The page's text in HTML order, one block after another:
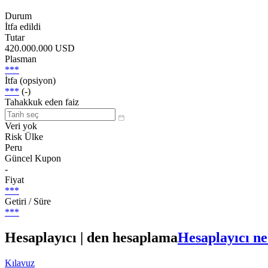
Durum
İtfa edildi
Tutar
420.000.000 USD
Plasman
***
İtfa (opsiyon)
*** (-)
Tahakkuk eden faiz
Veri yok
Risk Ülke
Peru
Güncel Kupon
-
Fiyat
***
Getiri / Süre
***
Hesaplayıcı | den hesaplamaHesaplayıcı
Kılavuz